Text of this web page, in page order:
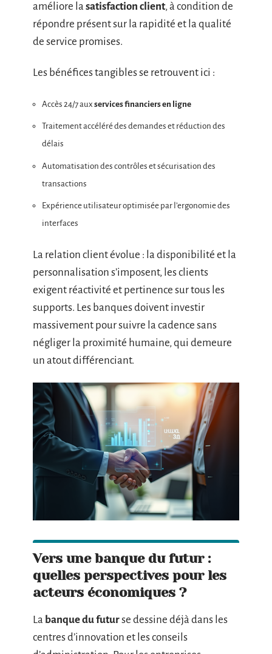
améliore la satisfaction client, à condition de
répondre présent sur la rapidité et la qualité
de service promises.
Les bénéfices tangibles se retrouvent ici :
Accès 24/7 aux services financiers en ligne
Traitement accéléré des demandes et réduction des
délais
Automatisation des contrôles et sécurisation des
transactions
Expérience utilisateur optimisée par l’ergonomie des
interfaces
La relation client évolue : la disponibilité et la
personnalisation s’imposent, les clients
exigent réactivité et pertinence sur tous les
supports. Les banques doivent investir
massivement pour suivre la cadence sans
négliger la proximité humaine, qui demeure
un atout différenciant.
Vers une banque du futur :
quelles perspectives pour les
acteurs économiques ?
La banque du futurse dessine déjà dans les
centres d’innovation et les conseils